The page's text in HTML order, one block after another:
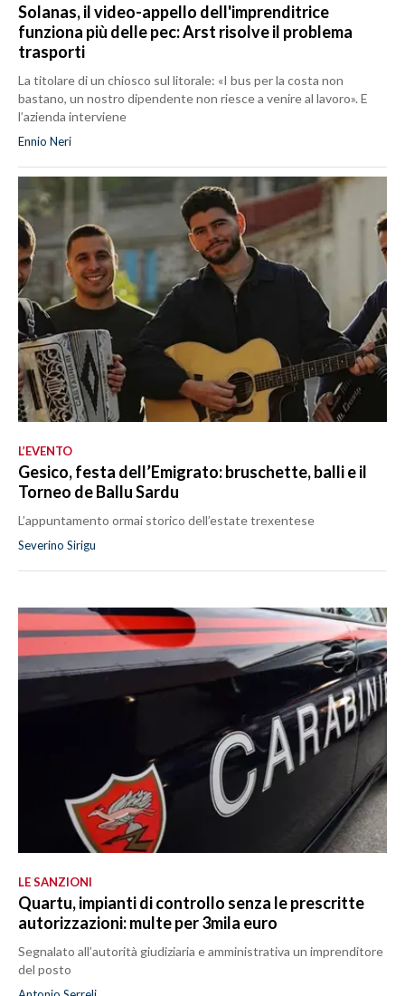
Solanas, il video-appello dell'imprenditrice
funziona più delle pec: Arst risolve il problema
trasporti
La titolare di un chiosco sul litorale: «I bus per la costa non
bastano, un nostro dipendente non riesce a venire al lavoro». E
l’azienda interviene
Ennio Neri
L’EVENTO
Gesico, festa dell’Emigrato: bruschette, balli e il
Torneo de Ballu Sardu
L’appuntamento ormai storico dell’estate trexentese
Severino Sirigu
LE SANZIONI
Quartu, impianti di controllo senza le prescritte
autorizzazioni: multe per 3mila euro
Segnalato all’autorità giudiziaria e amministrativa un imprenditore
del posto